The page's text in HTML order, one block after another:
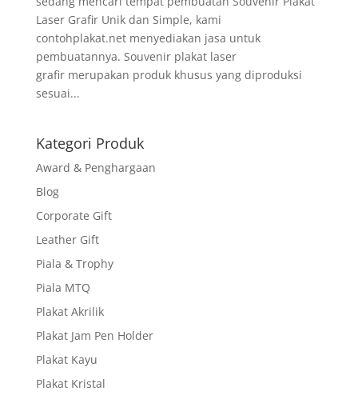
Laser Grafir Unik dan Simple, kami
contohplakat.net menyediakan jasa untuk
pembuatannya. Souvenir plakat laser
grafir merupakan produk khusus yang diproduksi
sesuai...
Kategori Produk
Award & Penghargaan
Blog
Corporate Gift
Leather Gift
Piala & Trophy
Piala MTQ
Plakat Akrilik
Plakat Jam Pen Holder
Plakat Kayu
Plakat Kristal